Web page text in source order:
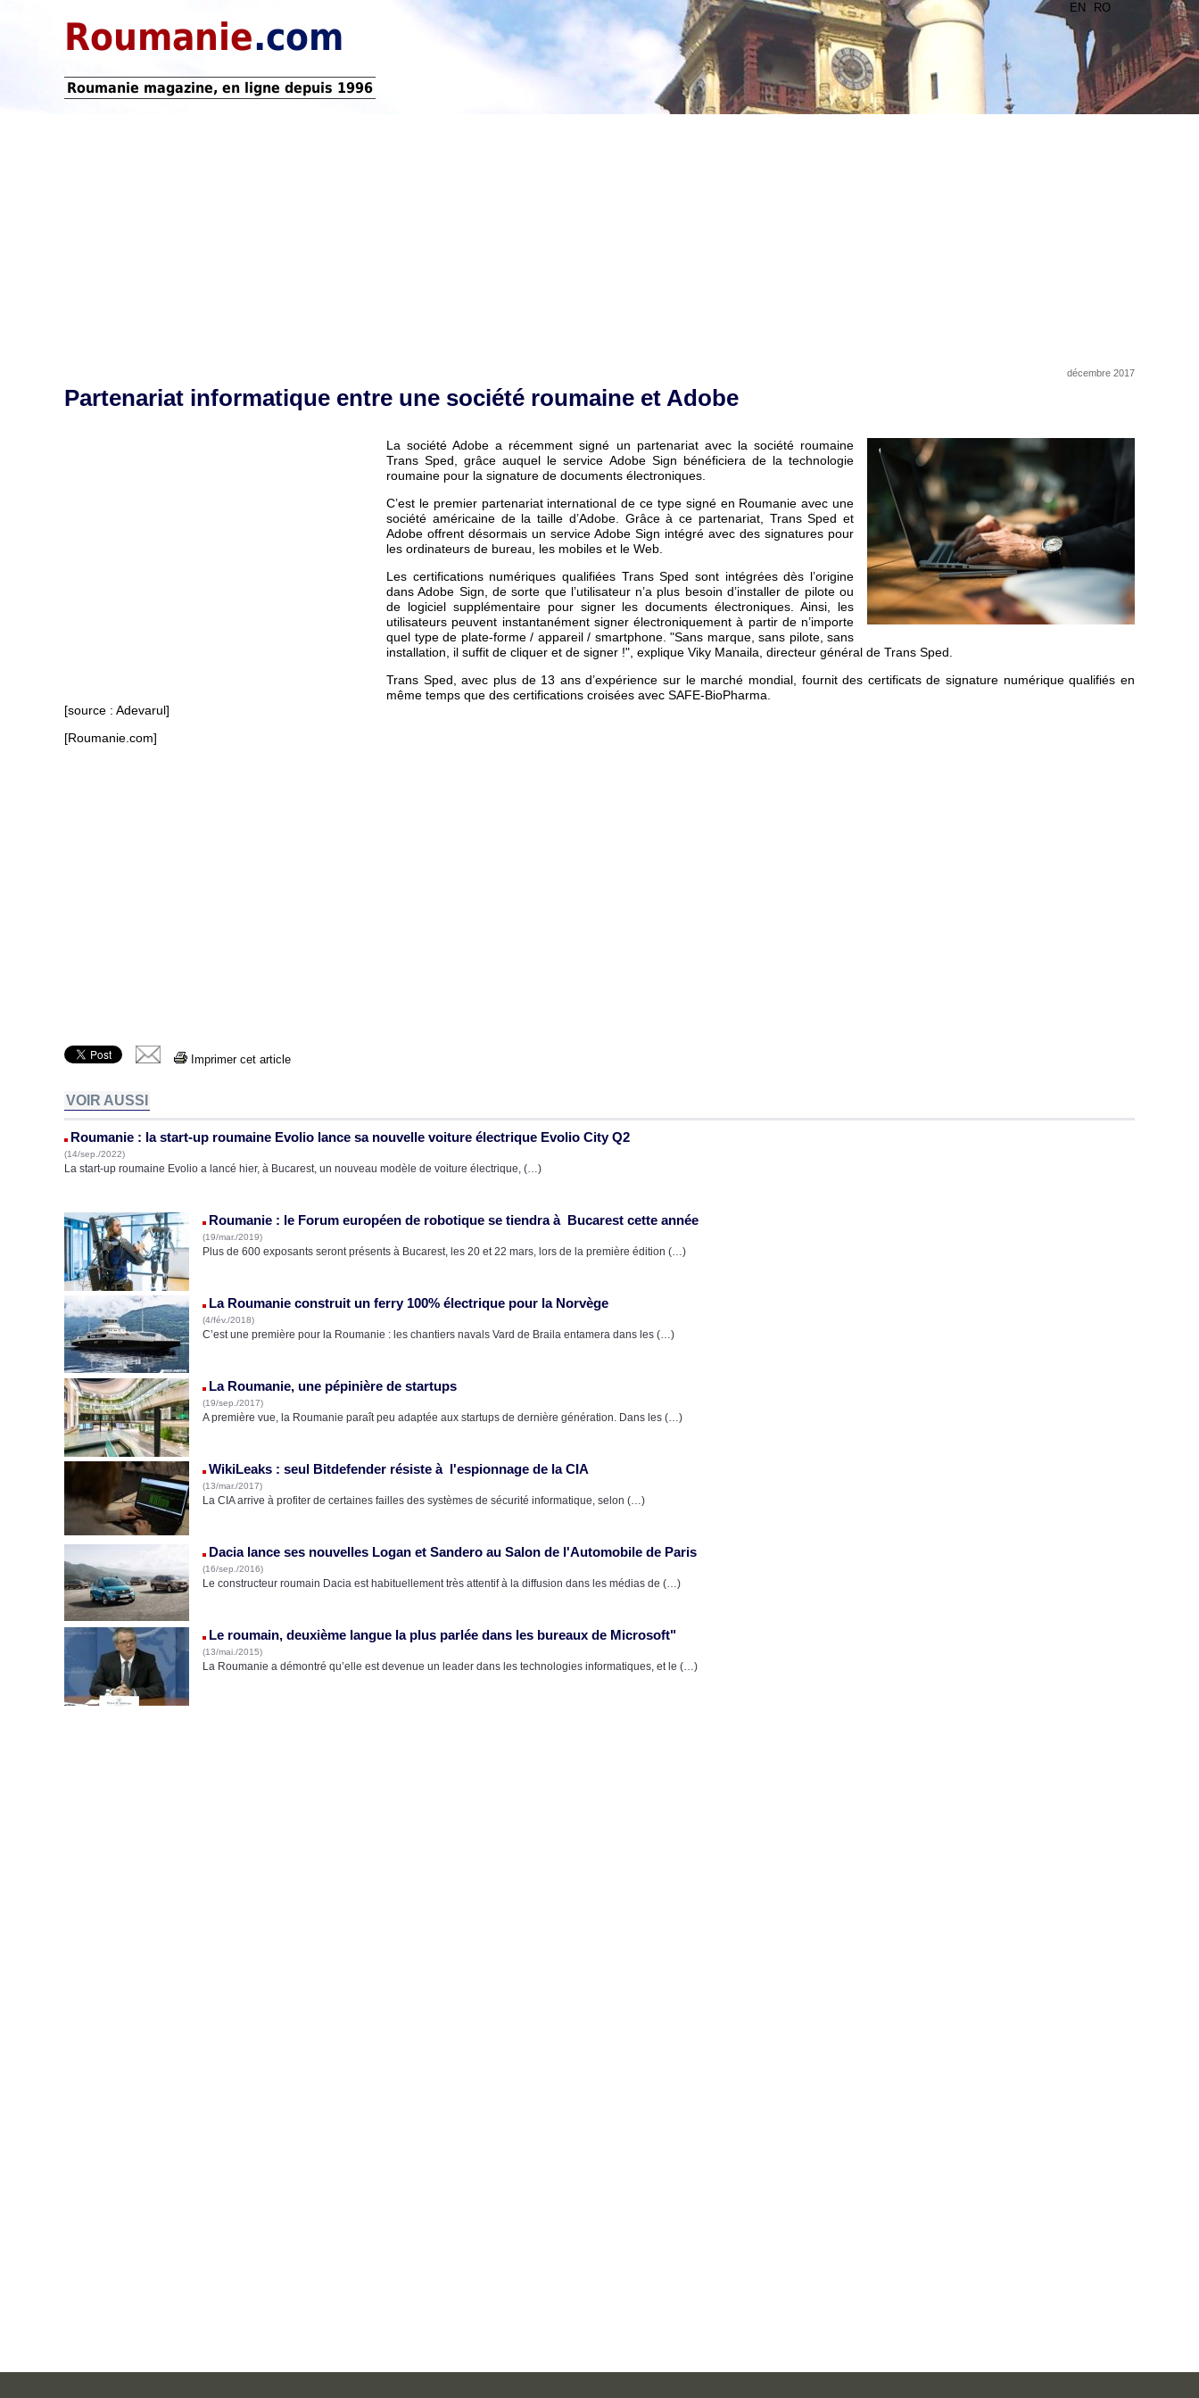
EN RO
Roumanie.com
Roumanie magazine, en ligne depuis 1996
décembre 2017
Partenariat informatique entre une société roumaine et Adobe
La société Adobe a récemment signé un partenariat avec la société roumaine
Trans Sped, grâce auquel le service Adobe Sign bénéficiera de la technologie
roumaine pour la signature de documents électroniques.
C’est le premier partenariat international de ce type signé en Roumanie avec une
société américaine de la taille d’Adobe. Grâce à ce partenariat, Trans Sped et
Adobe offrent désormais un service Adobe Sign intégré avec des signatures pour
les ordinateurs de bureau, les mobiles et le Web.
Les certifications numériques qualifiées Trans Sped sont intégrées dès l’origine
dans Adobe Sign, de sorte que l’utilisateur n’a plus besoin d’installer de pilote ou
de logiciel supplémentaire pour signer les documents électroniques. Ainsi, les
utilisateurs peuvent instantanément signer électroniquement à partir de n’importe
quel type de plate-forme / appareil / smartphone. "Sans marque, sans pilote, sans
installation, il suffit de cliquer et de signer !", explique Viky Manaila, directeur général de Trans Sped.
Trans Sped, avec plus de 13 ans d’expérience sur le marché mondial, fournit des certificats de signature numérique qualifiés en
même temps que des certifications croisées avec SAFE-BioPharma.
[source : Adevarul]
[Roumanie.com]
Imprimer cet article
VOIR AUSSI
Roumanie : la start-up roumaine Evolio lance sa nouvelle voiture électrique Evolio City Q2
(14/sep./2022)
La start-up roumaine Evolio a lancé hier, à Bucarest, un nouveau modèle de voiture électrique, (…)
Roumanie : le Forum européen de robotique se tiendra à Bucarest cette année
(19/mar./2019)
Plus de 600 exposants seront présents à Bucarest, les 20 et 22 mars, lors de la première édition (…)
La Roumanie construit un ferry 100% électrique pour la Norvège
(4/fév./2018)
C’est une première pour la Roumanie : les chantiers navals Vard de Braila entamera dans les (…)
La Roumanie, une pépinière de startups
(19/sep./2017)
A première vue, la Roumanie paraît peu adaptée aux startups de dernière génération. Dans les (…)
WikiLeaks : seul Bitdefender résiste à l'espionnage de la CIA
(13/mar./2017)
La CIA arrive à profiter de certaines failles des systèmes de sécurité informatique, selon (…)
Dacia lance ses nouvelles Logan et Sandero au Salon de l'Automobile de Paris
(16/sep./2016)
Le constructeur roumain Dacia est habituellement très attentif à la diffusion dans les médias de (…)
Le roumain, deuxième langue la plus parlée dans les bureaux de Microsoft"
(13/mai./2015)
La Roumanie a démontré qu’elle est devenue un leader dans les technologies informatiques, et le (…)